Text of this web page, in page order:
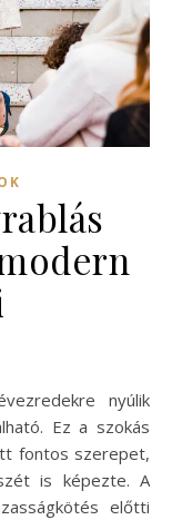
Ez a szokás
fontos szerepet,
is képezte. A
előtti